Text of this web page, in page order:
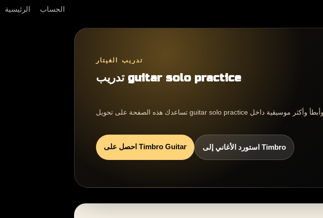
الرئيسية الحساب
تدريب الغيتار
تدريب guitar solo practice
احصل على Timbro Guitar استورد الأغاني إلى Timbro